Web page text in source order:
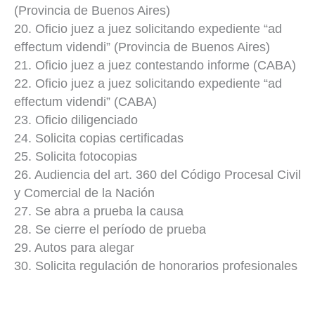
(Provincia de Buenos Aires)
20. Oficio juez a juez solicitando expediente “ad
effectum videndi” (Provincia de Buenos Aires)
21. Oficio juez a juez contestando informe (CABA)
22. Oficio juez a juez solicitando expediente “ad
effectum videndi” (CABA)
23. Oficio diligenciado
24. Solicita copias certificadas
25. Solicita fotocopias
26. Audiencia del art. 360 del Código Procesal Civil
y Comercial de la Nación
27. Se abra a prueba la causa
28. Se cierre el período de prueba
29. Autos para alegar
30. Solicita regulación de honorarios profesionales